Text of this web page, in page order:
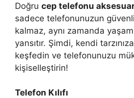
Doğru cep telefonu
sadece telefonunuzun
kalmaz, aynı zamanda yaşam
yansıtır. Şimdi, kendi
keşfedin ve telefonunuzu
kişiselleştirin!
Telefon Kılıfı